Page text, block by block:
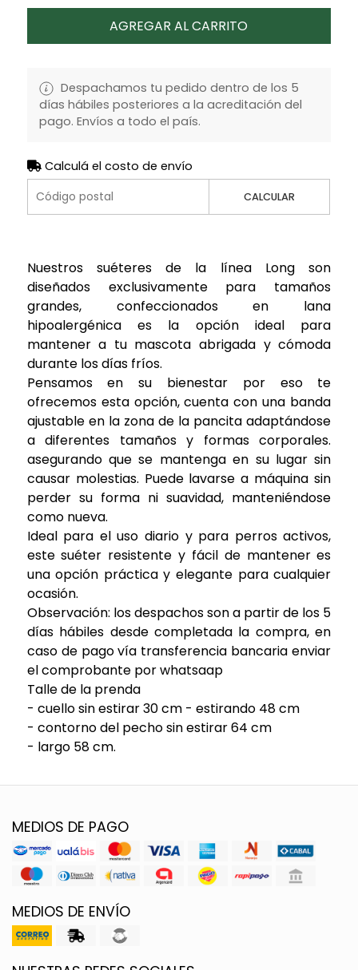
AGREGAR AL CARRITO
Despachamos tu pedido dentro de los 5
días hábiles posteriores a la acreditación del
pago. Envíos a todo el país.
Calculá el costo de envío
CALCULAR
Nuestros suéteres de la línea Long son
diseñados exclusivamente para tamaños
grandes, confeccionados en lana
hipoalergénica es la opción ideal para
mantener a tu mascota abrigada y cómoda
durante los días fríos.
Pensamos en su bienestar por eso te
ofrecemos esta opción, cuenta con una banda
ajustable en la zona de la pancita adaptándose
a diferentes tamaños y formas corporales.
asegurando que se mantenga en su lugar sin
causar molestias. Puede lavarse a máquina sin
perder su forma ni suavidad, manteniéndose
como nueva.
Ideal para el uso diario y para perros activos,
este suéter resistente y fácil de mantener es
una opción práctica y elegante para cualquier
ocasión.
Observación: los despachos son a partir de los 5
días hábiles desde completada la compra, en
caso de pago vía transferencia bancaria enviar
el comprobante por whatsaap
Talle de la prenda
- cuello sin estirar 30 cm - estirando 48 cm
- contorno del pecho sin estirar 64 cm
- largo 58 cm.
MEDIOS DE PAGO
MEDIOS DE ENVÍO